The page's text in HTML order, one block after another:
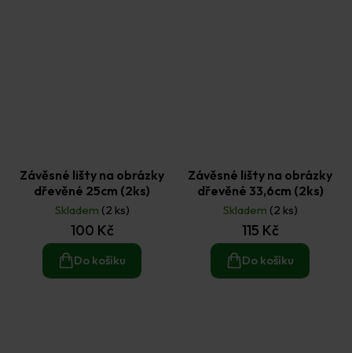
Závěsné lišty na obrázky
dřevěné 25cm (2ks)
Skladem (2 ks)
100 Kč
Do košíku
Závěsné lišty na obrázky
dřevěné 33,6cm (2ks)
Skladem (2 ks)
115 Kč
Do košíku